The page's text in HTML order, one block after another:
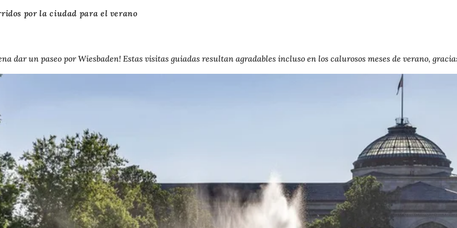
por la ciudad para el verano
dar un paseo por Wiesbaden! Estas visitas guiadas resultan agradables incluso en los calurosos meses de verano,